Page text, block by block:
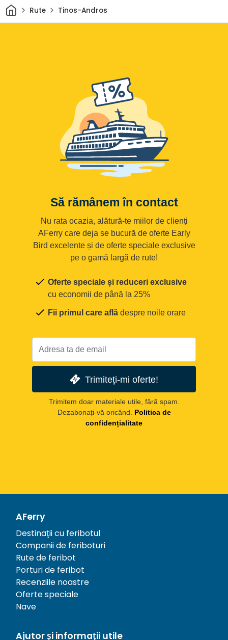
AcasăRute Tinos-Andros
Să rămânem în contact
Nu rata ocazia, alătură-te miilor de clienți
AFerry care deja se bucură de oferte Early
Bird excelente și de oferte speciale exclusive
pe o gamă largă de rute!
Oferte speciale și reduceri exclusive
cu economii de până la 25%
Fii primul care află despre noile orare
Trimiteți-mi oferte!
Trimitem doar materiale utile, fără spam.
Dezabonați-vă oricând.
Politica de
confidențialitate
AFerry
Destinații cu feribotul
Companii de feriboturi
Rute de feribot
Porturi de feribot
Recenziile noastre
Oferte speciale
Nave
Ajutor și informații utile